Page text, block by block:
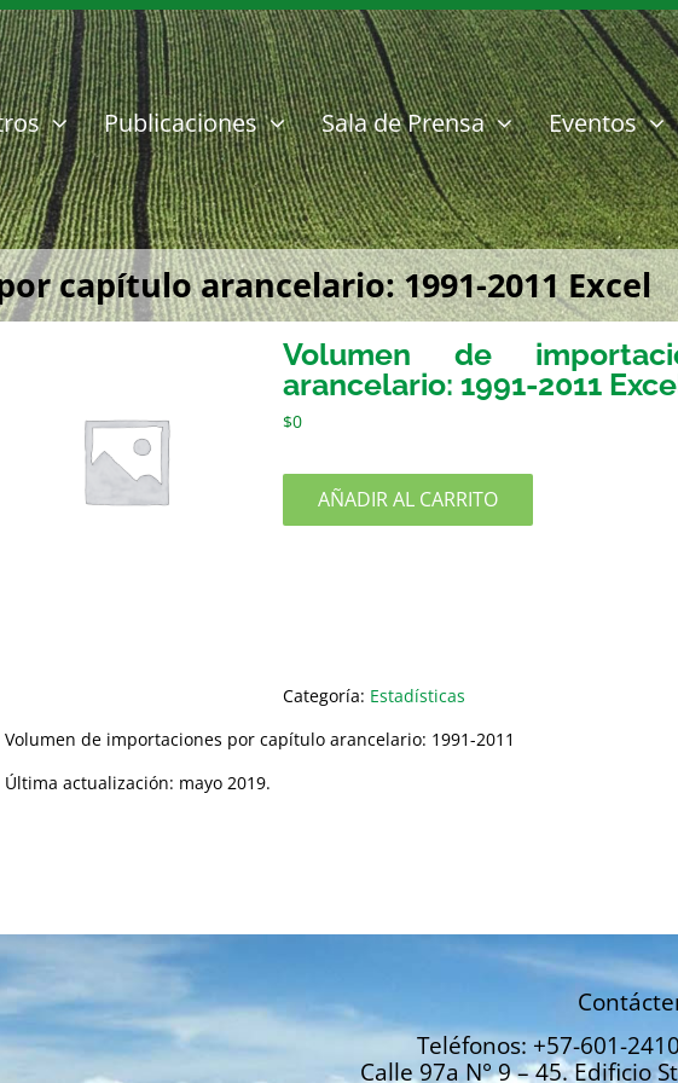
Publicaciones Sala de Prensa Eventos
capítulo arancelario: 1991-2011 Excel
Volumen de
arancelario: 1991-2011
$0
AÑADIR AL CARRITO
Categoría: Estadísticas
Volumen de importaciones por capítulo arancelario: 1991-2011
Última actualización: mayo 2019.
Teléfonos: +57-601-
Calle 97a N° 9 – 45. Edificio